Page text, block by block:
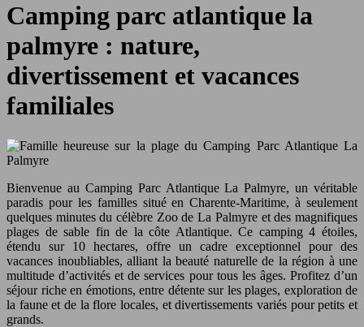
Camping parc atlantique la
palmyre : nature,
divertissement et vacances
familiales
Bienvenue au Camping Parc Atlantique La Palmyre, un véritable
paradis pour les familles situé en Charente-Maritime, à seulement
quelques minutes du célèbre Zoo de La Palmyre et des magnifiques
plages de sable fin de la côte Atlantique. Ce camping 4 étoiles,
étendu sur 10 hectares, offre un cadre exceptionnel pour des
vacances inoubliables, alliant la beauté naturelle de la région à une
multitude d’activités et de services pour tous les âges. Profitez d’un
séjour riche en émotions, entre détente sur les plages, exploration de
la faune et de la flore locales, et divertissements variés pour petits et
grands.